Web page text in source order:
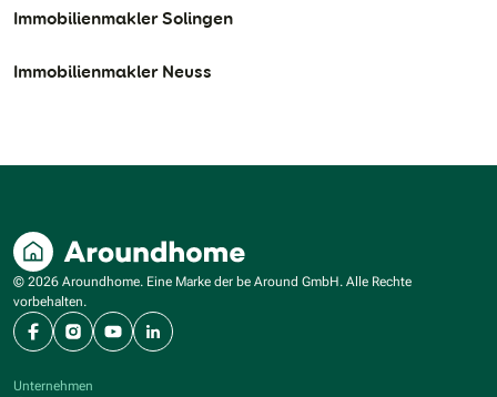
Immobilienmakler Solingen
Immobilienmakler Neuss
© 2026 Aroundhome. Eine Marke der be Around GmbH. Alle Rechte
vorbehalten.
FacebookInstagram
YouTubeLinkedIn
Unternehmen